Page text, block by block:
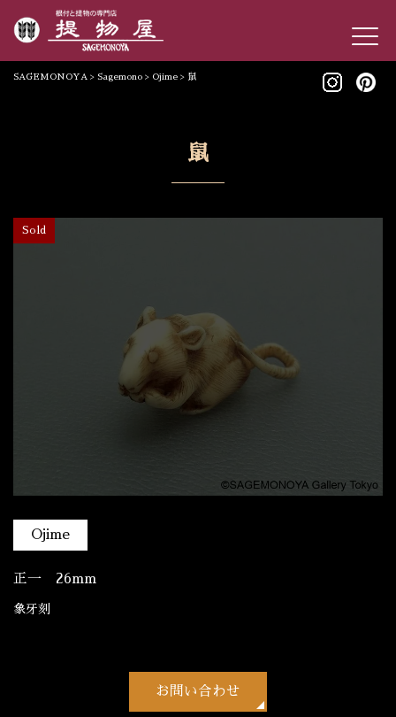
SAGEMONOYA > Sagemono > Ojime > 鼠
鼠
Sold
Ojime
正一 26mm
象牙刻
お問い合わせ